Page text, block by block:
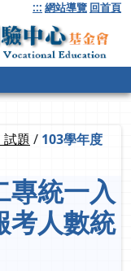
::: 網站導覽 回首頁
試題 / 103學年度
專統一入
考人數統